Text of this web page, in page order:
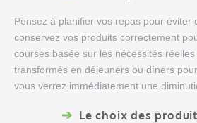
Pensez à planifier vos repas pour éviter
conservez vos produits correctement
courses basée sur les nécessités
transformés en déjeuners ou dîners
vous verrez immédiatement une
Le choix des